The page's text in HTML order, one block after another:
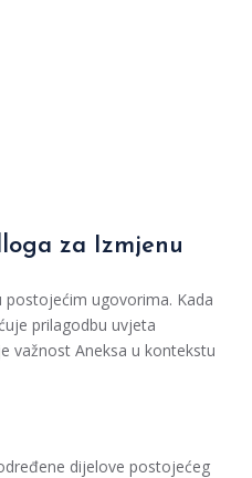
za Izmjenu
ugovorima. Kada
prilagodbu uvjeta
važnost Aneksa u kontekstu
dijelove postojećeg